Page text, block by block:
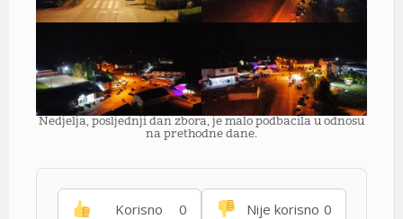
Nedjelja, posljednji dan zbora, je malo podbacila u odnosu
na prethodne dane.
Korisno 0 Nije korisno 0